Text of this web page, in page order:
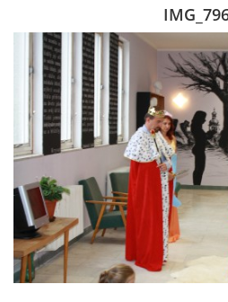
VÝPŮJČNÍ DOBA
KONTAKTY
ON-LINE KATALOG
WEBOVÁ KAMERA
VIDEA Z DRONU